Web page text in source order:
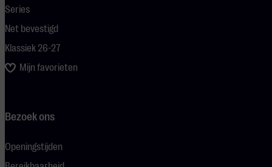
Series
Net bevestigd
Klassiek 26-27
Mijn favorieten
Bezoek ons
Openingstijden